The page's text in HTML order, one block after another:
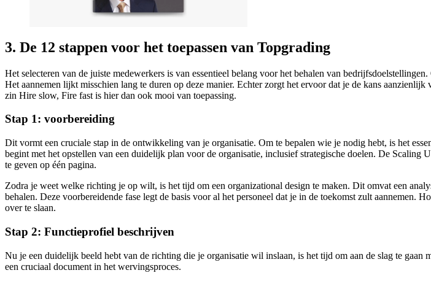
3. De 12 stappen voor het toepassen van Topgrading
Het selecteren van de juiste medewerkers is van essentieel belang voor het behalen van
Het aannemen lijkt misschien lang te duren op deze manier. Echter zorgt het ervoor dat je de kans
zin Hire slow, Fire fast is hier dan ook mooi van toepassing.
Stap 1: voorbereiding
Dit vormt een cruciale stap in de ontwikkeling van je organisatie. Om te bepalen wie je nodig hebt, is het
begint met het opstellen van een duidelijk plan voor de organisatie, inclusief strategische doelen. De Scaling
te geven op één pagina.
Zodra je weet welke richting je op wilt, is het tijd om een organizational design te maken. Dit omvat een
behalen. Deze voorbereidende fase legt de basis voor al het personeel dat je in de toekomst zult aannemen.
over te slaan.
Stap 2: Functieprofiel beschrijven
Nu je een duidelijk beeld hebt van de richting die je organisatie wil inslaan, is het tijd om aan de slag te
een cruciaal document in het wervingsproces.